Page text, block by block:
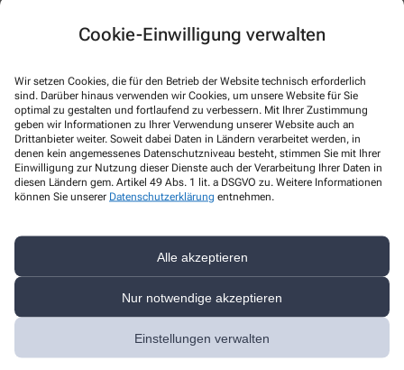
Cookie-Einwilligung verwalten
Wir setzen Cookies, die für den Betrieb der Website technisch erforderlich
sind. Darüber hinaus verwenden wir Cookies, um unsere Website für Sie
optimal zu gestalten und fortlaufend zu verbessern. Mit Ihrer Zustimmung
geben wir Informationen zu Ihrer Verwendung unserer Website auch an
Drittanbieter weiter. Soweit dabei Daten in Ländern verarbeitet werden, in
denen kein angemessenes Datenschutzniveau besteht, stimmen Sie mit Ihrer
Einwilligung zur Nutzung dieser Dienste auch der Verarbeitung Ihrer Daten in
diesen Ländern gem. Artikel 49 Abs. 1 lit. a DSGVO zu. Weitere Informationen
können Sie unserer Datenschutzerklärung entnehmen.
Alle akzeptieren
Nur notwendige akzeptieren
Einstellungen verwalten